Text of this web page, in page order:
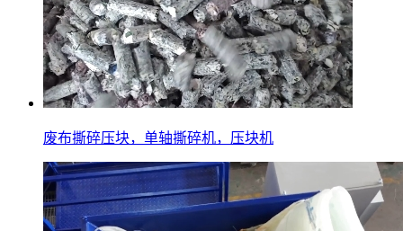
废布撕碎压块，单轴撕碎机，压块机